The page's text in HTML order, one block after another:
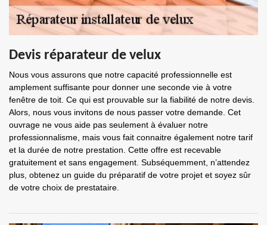
Devis réparateur de velux
Nous vous assurons que notre capacité professionnelle est
amplement suffisante pour donner une seconde vie à votre
fenêtre de toit. Ce qui est prouvable sur la fiabilité de notre devis.
Alors, nous vous invitons de nous passer votre demande. Cet
ouvrage ne vous aide pas seulement à évaluer notre
professionnalisme, mais vous fait connaitre également notre tarif
et la durée de notre prestation. Cette offre est recevable
gratuitement et sans engagement. Subséquemment, n’attendez
plus, obtenez un guide du préparatif de votre projet et soyez sûr
de votre choix de prestataire.